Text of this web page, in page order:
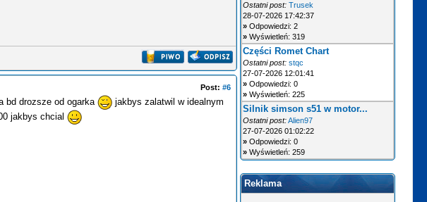
Post:#6
bd drozsze od ogarka
jakbys zalatwil w idealnym
jakbys chcial
Ostatni post: Trusek
28-07-2026 17:42:37
»Odpowiedzi: 2
»Wyświetleń: 319
Części Romet Chart
Ostatni post: stqc
27-07-2026 12:01:41
»Odpowiedzi: 0
»Wyświetleń: 225
Silnik simson s51 w motor...
Ostatni post:Alien97
27-07-2026 01:02:22
»Odpowiedzi: 0
»Wyświetleń: 259
Reklama